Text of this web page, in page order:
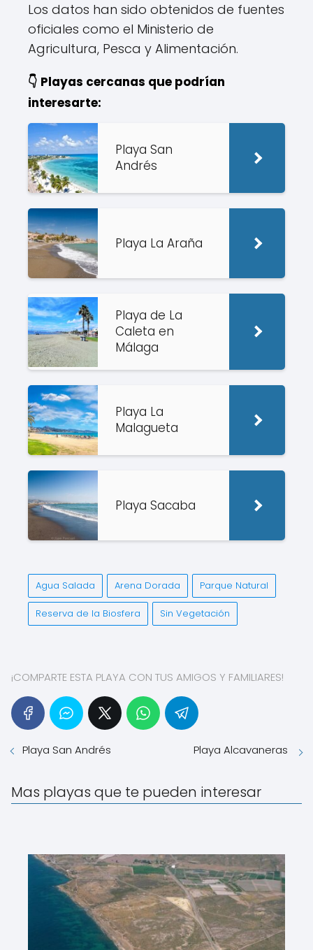
Los datos han sido obtenidos de fuentes
oficiales como el Ministerio de
Agricultura, Pesca y Alimentación.
👇 Playas cercanas que podrían
interesarte:
Playa San
Andrés
Playa La Araña
Playa de La
Caleta en
Málaga
Playa La
Malagueta
Playa Sacaba
Agua Salada Arena Dorada Parque Natural
Reserva de la Biosfera Sin Vegetación
¡COMPARTE ESTA PLAYA CON TUS AMIGOS Y FAMILIARES!
Playa San Andrés Playa Alcavaneras
Mas playas que te pueden interesar